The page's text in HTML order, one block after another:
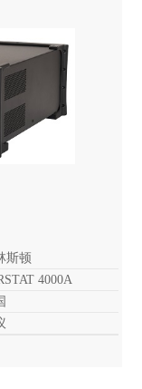
斯顿
4000A